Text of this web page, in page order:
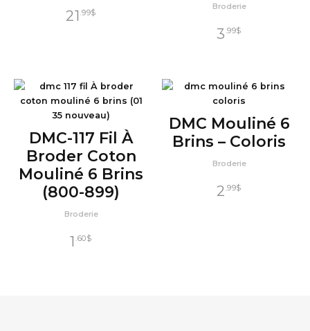
21 .99$
Broderie
3 .99$
DMC-117 Fil À
Broder Coton
Mouliné 6 Brins
(800-899)
Broderie
1 .60$
DMC Mouliné 6
Brins – Coloris
Broderie
2 .99$